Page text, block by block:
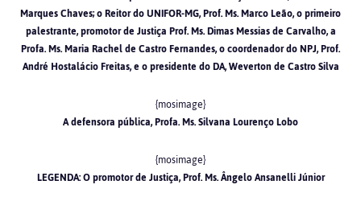
Marques Chaves; o Reitor do UNIFOR-MG, Prof. Ms. Marco Leão, o primeiro
palestrante, promotor de Justiça Prof. Ms. Dimas Messias de Carvalho, a
Profa. Ms. Maria Rachel de Castro Fernandes, o coordenador do NPJ, Prof.
André Hostalácio Freitas, e o presidente do DA, Weverton de Castro Silva
{mosimage}
A defensora pública, Profa. Ms. Silvana Lourenço Lobo
{mosimage}
LEGENDA: O promotor de Justiça, Prof. Ms. Ângelo Ansanelli Júnior